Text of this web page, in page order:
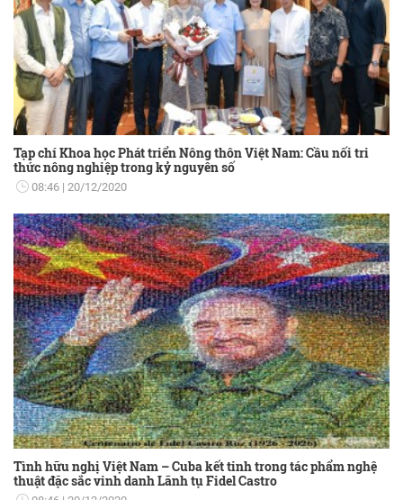
Tạp chí Khoa học Phát triển Nông thôn Việt Nam: Cầu nối tri
thức nông nghiệp trong kỷ nguyên số
08:46 20/12/2020
Tình hữu nghị Việt Nam – Cuba kết tinh trong tác phẩm nghệ
thuật đặc sắc vinh danh Lãnh tụ Fidel Castro